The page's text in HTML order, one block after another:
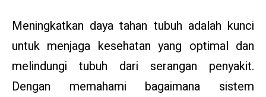
Meningkatkan daya tahan tubuh adalah kunci
untuk menjaga kesehatan yang optimal dan
melindungi tubuh dari serangan penyakit.
Dengan memahami bagaimana sistem